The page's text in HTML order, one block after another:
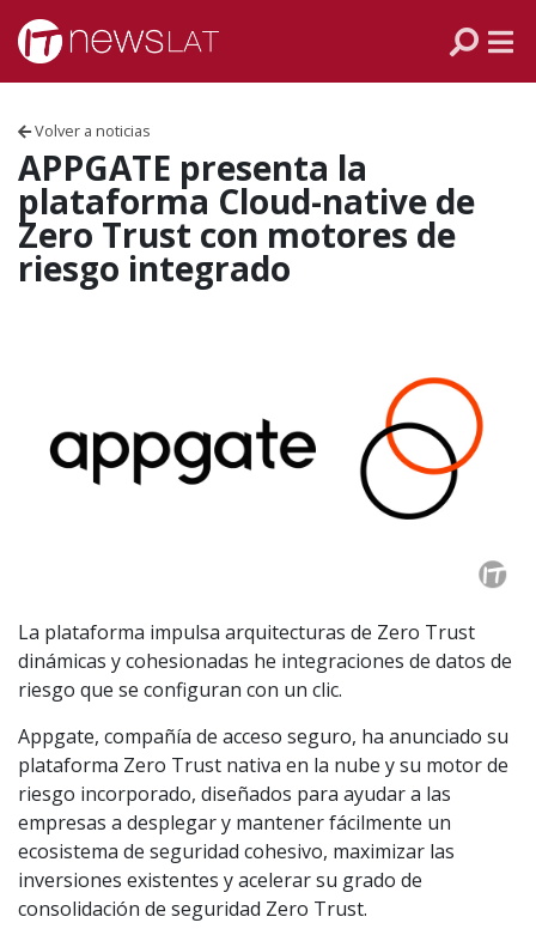
Skip to content
Volver a noticias
APPGATE presenta la
plataforma Cloud-native de
Zero Trust con motores de
riesgo integrado
La plataforma impulsa arquitecturas de Zero Trust
dinámicas y cohesionadas he integraciones de datos de
riesgo que se configuran con un clic.
Appgate, compañía de acceso seguro, ha anunciado su
plataforma Zero Trust nativa en la nube y su motor de
riesgo incorporado, diseñados para ayudar a las
empresas a desplegar y mantener fácilmente un
ecosistema de seguridad cohesivo, maximizar las
inversiones existentes y acelerar su grado de
consolidación de seguridad Zero Trust.
VENEZUELA
ECUADOR
PERÚ
MÉXICO